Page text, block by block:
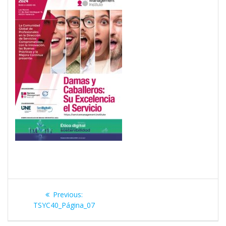
Navegación
Previous:Previous
post:
TSYC40_Página_07